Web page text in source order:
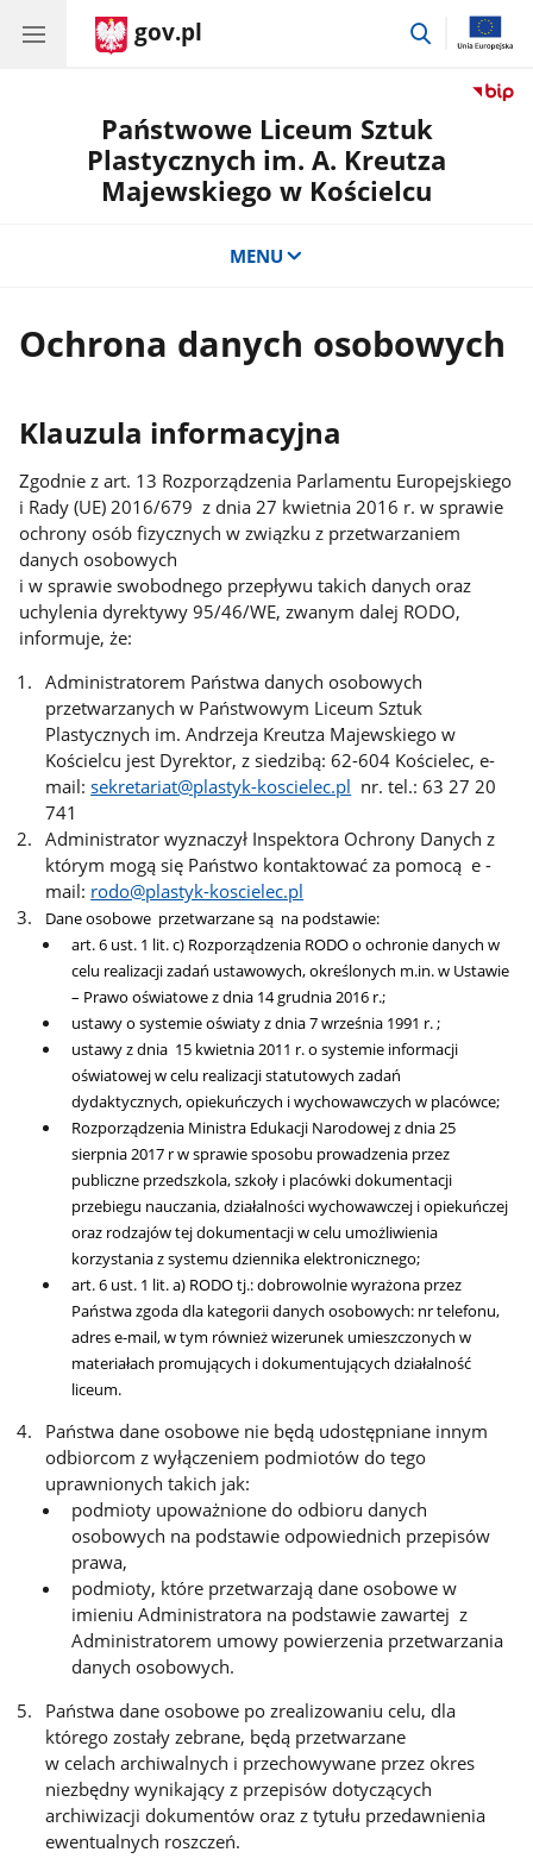
gov.pl
przejdź
Państwowe Liceum Sztuk
Plastycznych im. A. Kreutza
Majewskiego w Kościelcu
MENU
Ochrona danych osobowych
Klauzula informacyjna
Zgodnie z art. 13 Rozporządzenia Parlamentu Europejskiego
i Rady (UE) 2016/679 z dnia 27 kwietnia 2016 r. w sprawie
ochrony osób fizycznych w związku z przetwarzaniem
danych osobowych
i w sprawie swobodnego przepływu takich danych oraz
uchylenia dyrektywy 95/46/WE, zwanym dalej RODO,
informuje, że:
Administratorem Państwa danych osobowych
przetwarzanych w Państwowym Liceum Sztuk
Plastycznych im. Andrzeja Kreutza Majewskiego w
Kościelcu jest Dyrektor, z siedzibą: 62-604 Kościelec, e-
mail:sekretariat@plastyk-koscielec.pl nr. tel.: 63 27 20
741
Administrator wyznaczył Inspektora Ochrony Danych z
którym mogą się Państwo kontaktować za pomocą e -
mail: rodo@plastyk-koscielec.pl
Dane osobowe przetwarzane są na podstawie:
art. 6 ust. 1 lit. c) Rozporządzenia RODO o ochronie danych w
celu realizacji zadań ustawowych, określonych m.in. w Ustawie
– Prawo oświatowe z dnia 14 grudnia 2016 r.;
ustawy o systemie oświaty z dnia 7 września 1991 r. ;
ustawy z dnia 15 kwietnia 2011 r. o systemie informacji
oświatowej w celu realizacji statutowych zadań
dydaktycznych, opiekuńczych i wychowawczych w placówce;
Rozporządzenia Ministra Edukacji Narodowej z dnia 25
sierpnia 2017 r w sprawie sposobu prowadzenia przez
publiczne przedszkola, szkoły i placówki dokumentacji
przebiegu nauczania, działalności wychowawczej i opiekuńczej
oraz rodzajów tej dokumentacji w celu umożliwienia
korzystania z systemu dziennika elektronicznego;
art. 6 ust. 1 lit. a) RODO tj.: dobrowolnie wyrażona przez
Państwa zgoda dla kategorii danych osobowych: nr telefonu,
adres e-mail, w tym również wizerunek umieszczonychw
materiałach promujących i dokumentujących działalność
liceum.
Państwa dane osobowe nie będą udostępniane innym
odbiorcom z wyłączeniem podmiotów do tego
uprawnionych takich jak:
podmioty upoważnione do odbioru danych
osobowych na podstawie odpowiednich przepisów
prawa,
podmioty, które przetwarzają dane osobowe w
imieniu Administratora na podstawie zawartej z
Administratorem umowy powierzenia przetwarzania
danych osobowych.
Państwa dane osobowe po zrealizowaniu celu, dla
którego zostały zebrane, będą przetwarzane
w celach archiwalnych i przechowywane przez okres
niezbędny wynikający z przepisów dotyczących
archiwizacji dokumentów oraz z tytułu przedawnienia
ewentualnych roszczeń.